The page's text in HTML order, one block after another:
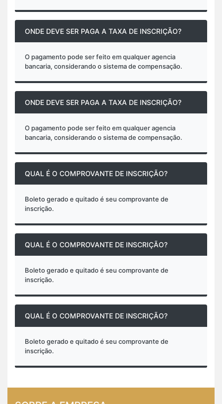
ONDE DEVE SER PAGA A TAXA DE INSCRIÇÃO?
O pagamento pode ser feito em qualquer agencia
bancaria, considerando o sistema de compensação.
ONDE DEVE SER PAGA A TAXA DE INSCRIÇÃO?
O pagamento pode ser feito em qualquer agencia
bancaria, considerando o sistema de compensação.
QUAL É O COMPROVANTE DE INSCRIÇÃO?
Boleto gerado e quitado é seu comprovante de
inscrição.
QUAL É O COMPROVANTE DE INSCRIÇÃO?
Boleto gerado e quitado é seu comprovante de
inscrição.
QUAL É O COMPROVANTE DE INSCRIÇÃO?
Boleto gerado e quitado é seu comprovante de
inscrição.